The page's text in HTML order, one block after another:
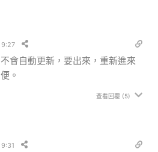
會自動更新，要出來，重新進來
。
查看回覆 (5)